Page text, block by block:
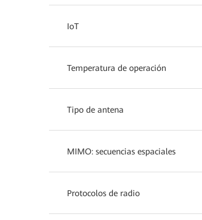
IoT
Temperatura de operación
Tipo de antena
MIMO: secuencias espaciales
Protocolos de radio